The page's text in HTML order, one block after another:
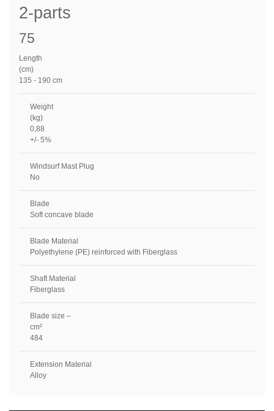
2-parts
75
Length
(cm)
135 - 190 cm
Weight
(kg)
0,88
+/- 5%
Windsurf Mast Plug
No
Blade
Soft concave blade
Blade Material
Polyethylene (PE) reinforced with Fiberglass
Shaft Material
Fiberglass
Blade size –
cm²
484
Extension Material
Alloy